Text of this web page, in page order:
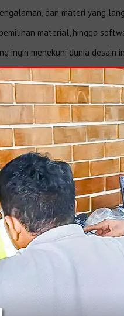
dan materi yang
material, hingga
ingin menekuni dunia desain